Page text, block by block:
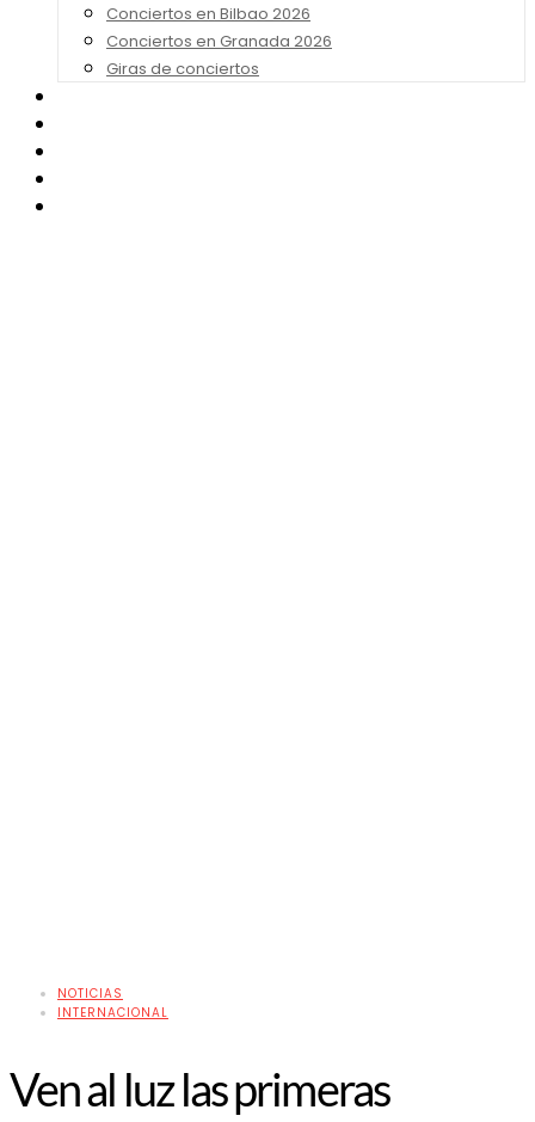
Conciertos en Bilbao 2026
Conciertos en Granada 2026
Giras de conciertos
NOTICIAS
INTERNACIONAL
Ven al luz las primeras